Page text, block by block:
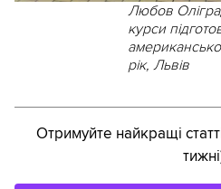
Любов
курси
рік, Львів
Отримуйте найкращі